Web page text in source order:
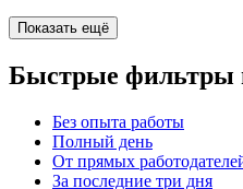
Показать ещё
Быстрые фильтры
Без опыта работы
Полный день
От прямых
За последние три дня